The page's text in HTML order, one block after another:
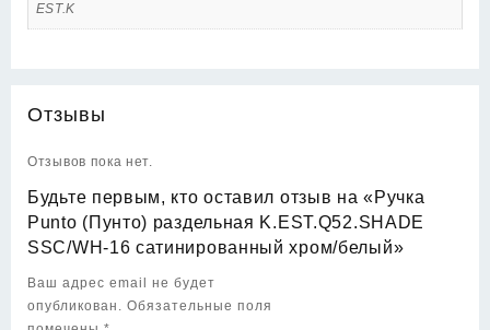
EST.K
Отзывы
Отзывов пока нет.
Будьте первым, кто оставил отзыв на «Ручка
Punto (Пунто) раздельная K.EST.Q52.SHADE
SSC/WH-16 сатинированный хром/белый»
Ваш адрес email не будет
опубликован.
Обязательные поля